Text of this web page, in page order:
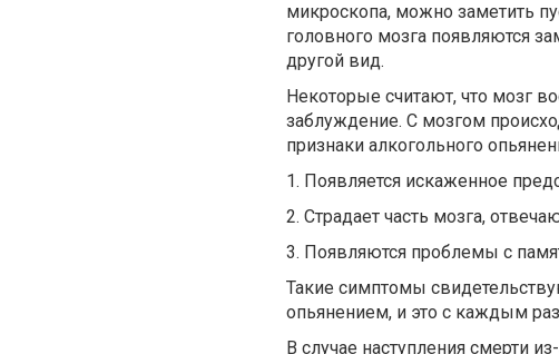
микроскопа, можно заметить
головного мозга появляются
другой вид.
Некоторые считают, что мозг
заблуждение. С мозгом
признаки алкогольного
1. Появляется искаженное
2. Страдает часть мозга,
3. Появляются проблемы с
Такие симптомы
опьянением, и это с каждым
В случае наступления смерти